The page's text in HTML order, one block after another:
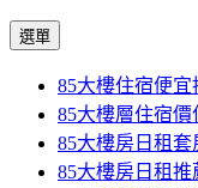
選單
內
容
區
85大樓住宿便宜
85大樓層住宿價
85大樓房日租套
85大樓房日租推